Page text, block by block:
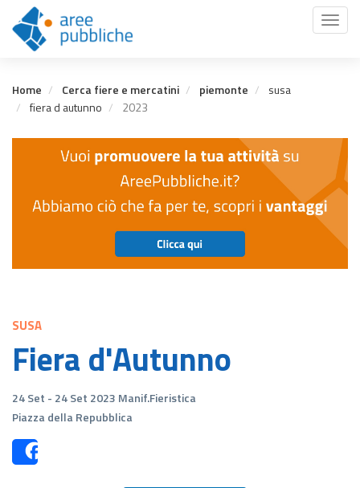
contenuto
principale
Toggle
Home Cerca fiere e mercatini piemonte
susa
fiera d autunno
2023
SUSA
Fiera d'Autunno
24 Set - 24 Set 2023 Manif.Fieristica
Piazza della Repubblica